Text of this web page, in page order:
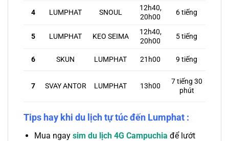
4 LUMPHAT SNOUL
12h40,
20h00
6 tiếng
5 LUMPHAT KEO SEIMA
12h40,
20h00
5 tiếng
6 SKUN LUMPHAT 21h00 9 tiếng
7 SVAY ANTOR LUMPHAT 13h00
7 tiếng 30
phút
Tips hay khi du lịch tự túc đến Lumphat :
Mua ngay sim du lịch 4G Campuchia để lướt